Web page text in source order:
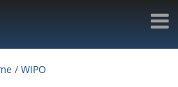
/ WIPO